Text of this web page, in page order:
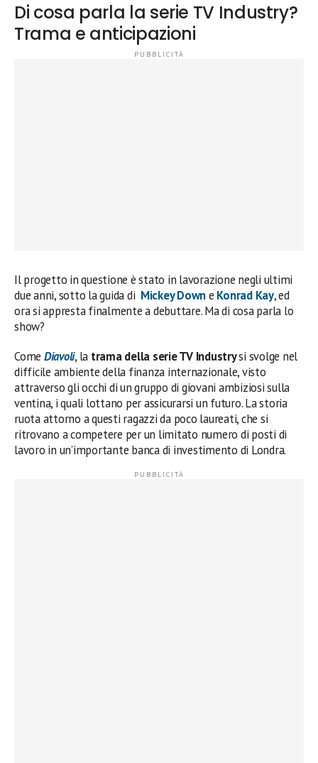
Di cosa parla la serie TV Industry?
Trama e anticipazioni
Il progetto in questione è stato in lavorazione negli ultimi
due anni, sotto la guida di Mickey Downe Konrad Kay, ed
ora si appresta finalmente a debuttare. Ma di cosa parla lo
show?
Come Diavoli, la trama della serie TV Industrysi svolge nel
difficile ambiente della finanza internazionale, visto
attraverso gli occhi di un gruppo di giovani ambiziosi sulla
ventina, i quali lottano per assicurarsi un futuro. La storia
ruota attorno a questi ragazzi da poco laureati, che si
ritrovano a competere per un limitato numero di posti di
lavoro in un’importante banca di investimento di Londra.